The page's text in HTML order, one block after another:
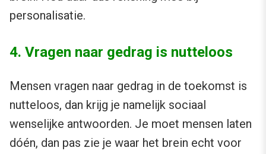
personalisatie.
4. Vragen naar gedrag is nutteloos
Mensen vragen naar gedrag in de toekomst is
nutteloos, dan krijg je namelijk sociaal
wenselijke antwoorden. Je moet mensen laten
dóén, dan pas zie je waar het brein echt voor